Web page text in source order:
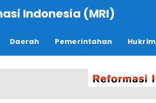
Indonesia (MRI)
Daerah Pemerintahan Hukrim